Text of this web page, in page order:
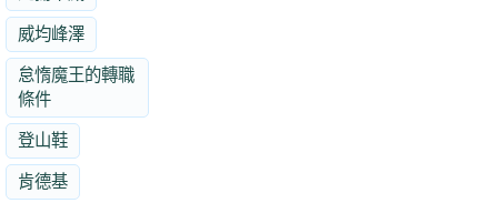
威均峰澤
怠惰魔王的轉職
條件
登山鞋
肯德基